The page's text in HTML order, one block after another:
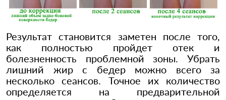
Результат становится заметен после того,
как полностью пройдет отек и
болезненность проблемной зоны. Убрать
лишний жир с бедер можно всего за
несколько сеансов. Точное их количество
определяется на предварительной